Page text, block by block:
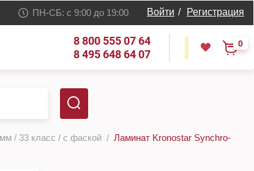
ПН-СБ: с 9:00 до 19:00 Войти / Регистрация
8 800 555 07 64
8 495 648 64 07
0
/ 33 класс / с фаской
Ламинат Kronostar Synchro-